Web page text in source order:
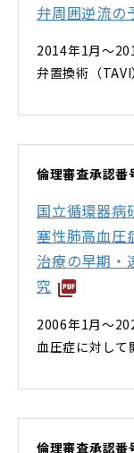
弁周囲逆流の
2014年1月～
弁置換術（
倫理審査承認
国立循環器病
塞性肺高血圧
治療の早期・
究
2006年1月～
血圧症に対し
倫理審査承認